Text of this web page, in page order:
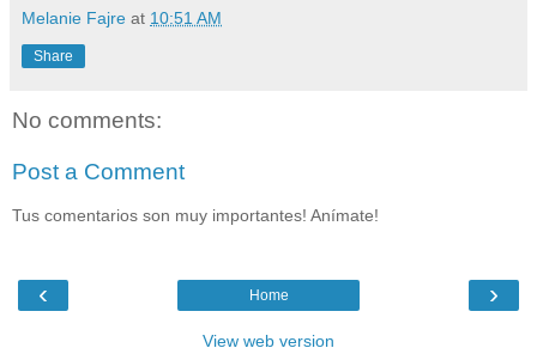
Melanie Fajre at 10:51 AM
Share
No comments:
Post a Comment
Tus comentarios son muy importantes! Anímate!
‹ ›
Home
View web version